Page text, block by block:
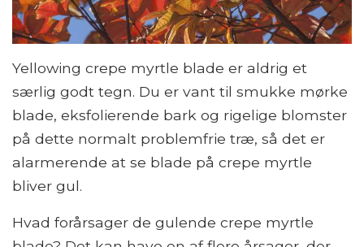
Yellowing crepe myrtle blade er aldrig et
særlig godt tegn. Du er vant til smukke mørke
blade, eksfolierende bark og rigelige blomster
på dette normalt problemfrie træ, så det er
alarmerende at se blade på crepe myrtle
bliver gul.
Hvad forårsager de gulende crepe myrtle